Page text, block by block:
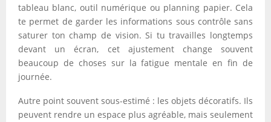
tableau blanc, outil numérique ou planning papier. Cela
te permet de garder les informations sous contrôle sans
saturer ton champ de vision. Si tu travailles longtemps
devant un écran, cet ajustement change souvent
beaucoup de choses sur la fatigue mentale en fin de
journée.
Autre point souvent sous-estimé : les objets décoratifs. Ils
peuvent rendre un espace plus agréable, mais seulement